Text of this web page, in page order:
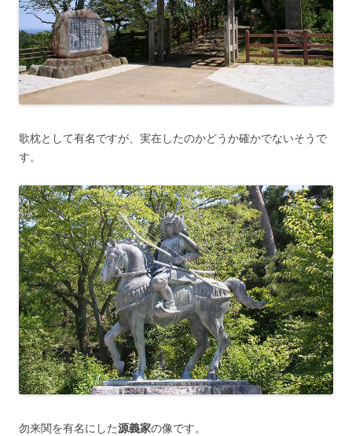
歌枕として有名ですが、実在したのかどうか確かでないそうで
す。
勿来関を有名にした源義家の像です。